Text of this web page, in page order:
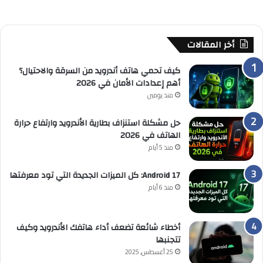
أخر المقالات
كيف تحمي هاتف أندرويد من السرقة والاحتيال؟
أهم إعدادات الأمان في 2026
منذ يومين
حل مشكلة استنزاف بطارية الأندرويد وارتفاع حرارة
الهاتف في 2026
منذ 5 أيام
Android 17: كل الميزات الجديدة التي تود معرفتها
منذ 6 أيام
أخطاء شائعة تضعف أداء هاتفك الأندرويد وكيف
تتجنبها
25 أغسطس, 2025